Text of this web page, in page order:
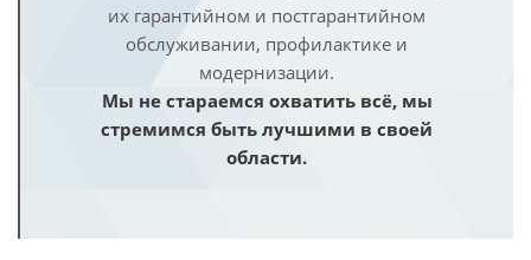
их гарантийном и постгарантийном
обслуживании, профилактике и
модернизации.
Мы не стараемся охватить всё, мы
стремимся быть лучшими в своей
области.